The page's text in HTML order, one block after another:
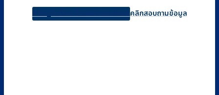
คลิกดูสินค้าเครื่องผลิตออกซิเจนคลิกสอบถามข้อมูล